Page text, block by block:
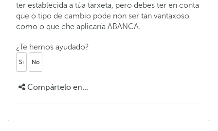
ter establecida a túa tarxeta, pero debes ter en conta
que o tipo de cambio pode non ser tan vantaxoso
como o que che aplicaría ABANCA.
¿Te hemos ayudado?
Si No
Compártelo en...